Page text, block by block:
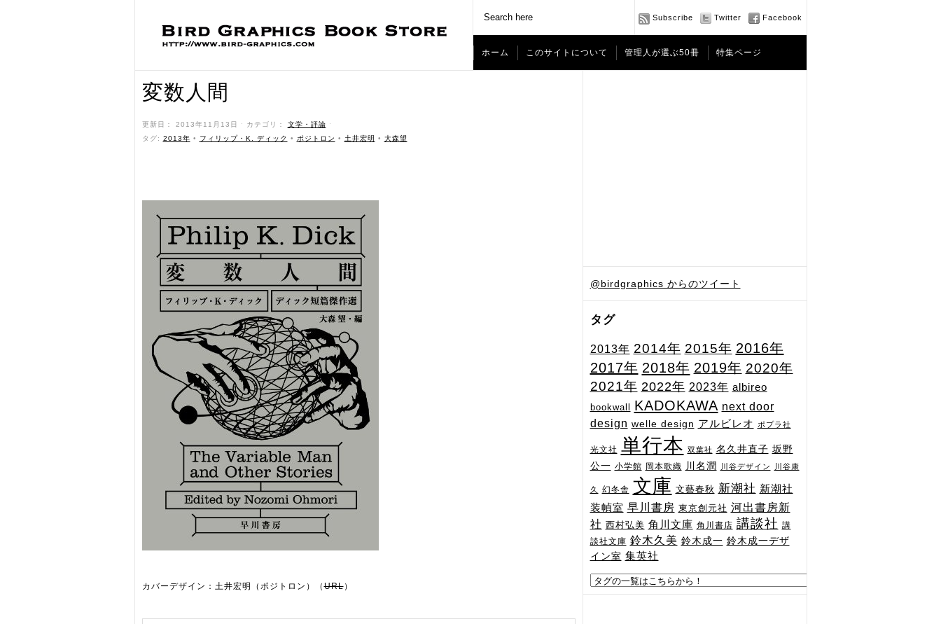
Subscribe Twitter Facebook
ホーム このサイトについて 管理人が選ぶ50冊 特集ページ
@birdgraphics からのツイート
タグ
2013年 2014年 2015年 2016年
2017年 2018年 2019年 2020年
2021年 2022年 2023年 albireo
bookwall KADOKAWA next door
design welle design アルビレオ ポプラ社
光文社 単行本 双葉社 名久井直子 坂野
公一 小学館 岡本歌織 川名潤 川谷デザイン 川谷康
久 幻冬舎 文庫 文藝春秋 新潮社 新潮社
装幀室 早川書房 東京創元社 河出書房新
社 西村弘美 角川文庫 角川書店 講談社 講
談社文庫 鈴木久美 鈴木成一 鈴木成一デザ
イン室 集英社
変数人間
更新日： 2013年11月13日 ˑ カテゴリ： 文学・評論 ˑ
タグ: 2013年 • フィリップ・K. ディック • ポジトロン • 土井宏明 • 大森望
カバーデザイン：土井宏明（ポジトロン）（URL）